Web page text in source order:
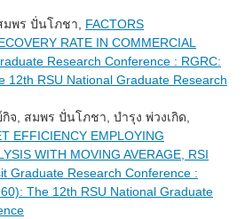
พร ปั่นโภชา, FACTORS
RATE IN COMMERCIAL
Research Conference : RGRC:
12th RSU National Graduate Research
จ, สมพร ปั่นโภชา, บำรุง พ่วงเกิด,
EFFICIENCY EMPLOYING
WITH MOVING AVERAGE, RSI
Graduate Research Conference :
The 12th RSU National Graduate